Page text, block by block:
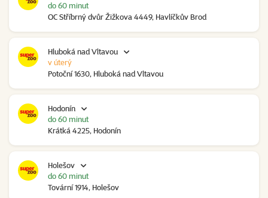
OC Stříbrný dvůr Žižkova 4449, Havlíčkův Brod
do 60 minut
Hluboká nad Vltavou
Potoční 1630, Hluboká nad Vltavou
v úterý
Hodonín
Krátká 4225, Hodonín
do 60 minut
Holešov
Tovární 1914, Holešov
do 60 minut